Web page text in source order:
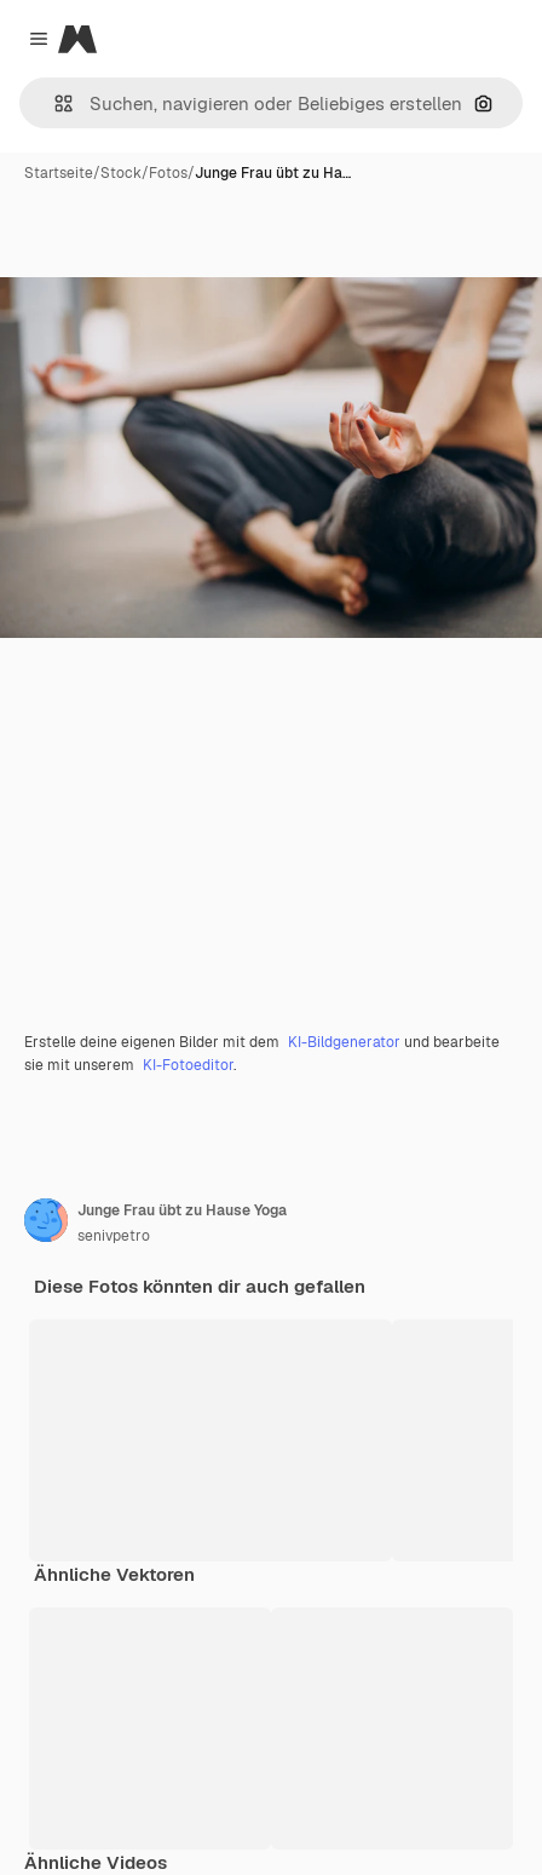
Close menu
Magnific
Nach
Startseite/Stock/Fotos/Junge Frau übt zu Ha…
Erstelle deine eigenen Bilder mit dem KI-Bildgenerator und bearbeite
sie mit unserem KI-Fotoeditor.
Junge Frau übt zu Hause Yoga
senivpetro
Diese Fotos könnten dir auch gefallen
Ähnliche Vektoren
Ähnliche Videos